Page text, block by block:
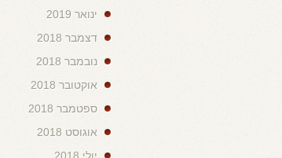
ינואר 2019
דצמבר 2018
נובמבר 2018
אוקטובר 2018
ספטמבר 2018
אוגוסט 2018